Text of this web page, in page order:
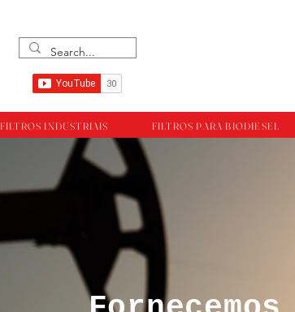
FILTROS INDUSTRIAIS FILTROS PARA BIODIESEL